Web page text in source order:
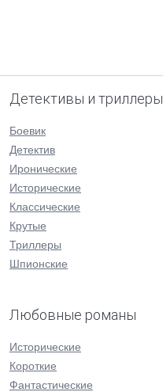
Детективы и триллеры
Боевик
Детектив
Иронические
Исторические
Классические
Крутые
Триллеры
Шпионские
Любовные романы
Исторические
Короткие
Фантастические